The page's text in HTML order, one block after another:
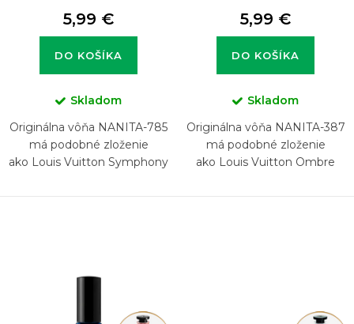
5,99 €
DO KOŠÍKA
Skladom
Originálna vôňa NANITA-785
má podobné zloženie
ako Louis Vuitton Symphony
5,99 €
DO KOŠÍKA
Skladom
Originálna vôňa NANITA-387
má podobné zloženie
ako Louis Vuitton Ombre